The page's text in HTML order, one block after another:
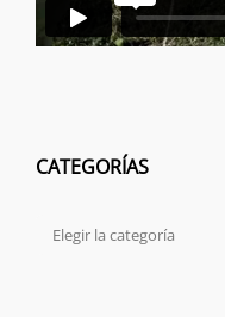
CATEGORÍAS
Categorías